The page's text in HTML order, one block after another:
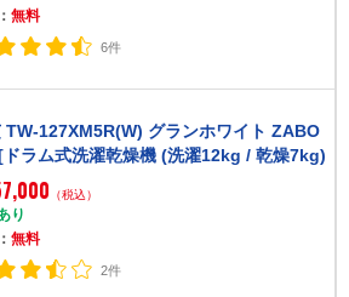
無料
6件
TW-127XM5R(W) グランホワイト ZABO
ラム式洗濯乾燥機 (洗濯12kg / 乾燥7kg)
き]
（税込）
り
無料
2件